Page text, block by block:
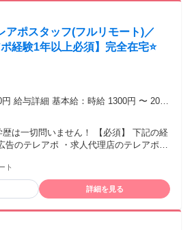
アポスタッフ(フルリモート)／
経験1年以上必須】完全在宅⭐
給与詳細 基本給：時給 1300円 〜 2000
安
応じて時給もぐんぐんUP！」
いません！ 【必須】 下記の経
告のテレアポ ・求人代理店のテレアポ
用代行会社でのテレアポ ・研修／人材育
セ
ート、 コールセンター、コールスタッ
ト
詳細を見る